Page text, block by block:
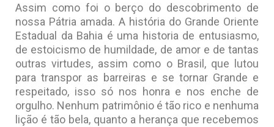
Assim como foi o berço do descobrimento de
nossa Pátria amada. A história do Grande Oriente
Estadual da Bahia é uma historia de entusiasmo,
de estoicismo de humildade, de amor e de tantas
outras virtudes, assim como o Brasil, que lutou
para transpor as barreiras e se tornar Grande e
respeitado, isso só nos honra e nos enche de
orgulho. Nenhum patrimônio é tão rico e nenhuma
lição é tão bela, quanto a herança que recebemos